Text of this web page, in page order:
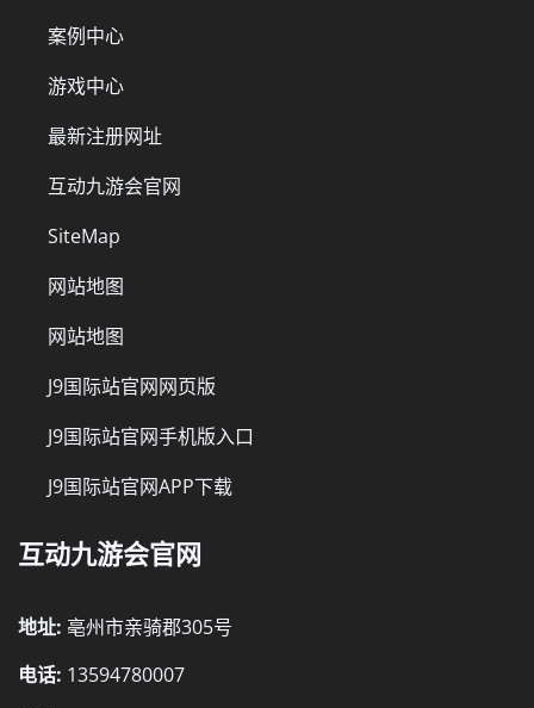
案例中心
游戏中心
最新注册网址
互动九游会官网
SiteMap
网站地图
网站地图
J9国际站官网网页版
J9国际站官网手机版入口
J9国际站官网APP下载
互动九游会官网
地址: 亳州市亲骑郡305号
电话: 13594780007